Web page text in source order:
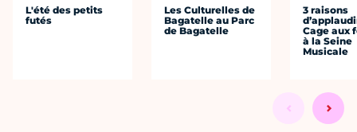
L'été des petits
futés
Les Culturelles de
Bagatelle au Parc
de Bagatelle
3 raisons
Cage aux
à la Seine
Musicale